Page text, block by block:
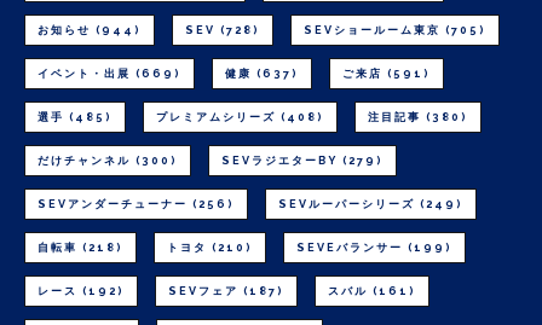
お知らせ (944) SEV (728) SEVショールーム東京 (705)
イベント・出展 (669) 健康 (637) ご来店 (591)
選手 (485) プレミアムシリーズ (408) 注目記事 (380)
だけチャンネル (300) SEVラジエターBY (279)
SEVアンダーチューナー (256) SEVルーパーシリーズ (249)
自転車 (218) トヨタ (210) SEVEバランサー (199)
レース (192) SEVフェア (187) スバル (161)